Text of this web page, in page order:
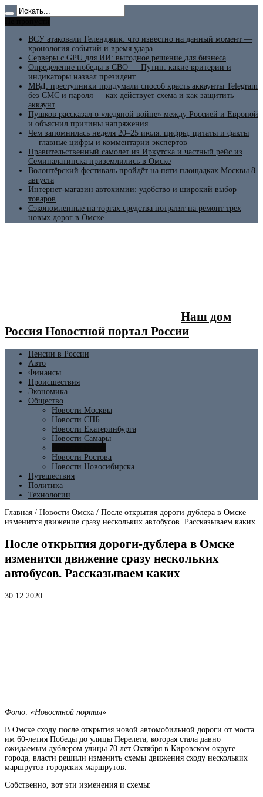
ВСУ атаковали Геленджик: что известно на данный момент —
хронология событий и время удара
Серверы с GPU для ИИ: выгодное решение для бизнеса
Определение победы в СВО — Путин: какие критерии и
индикаторы назвал президент
МВД: преступники придумали способ красть аккаунты Telegram
без СМС и пароля — как действует схема и как защитить
аккаунт
Пушков рассказал о «ледяной войне» между Россией и Европой
и объяснил причины напряжения
Чем запомнилась неделя 20–25 июля: цифры, цитаты и факты
— главные цифры и комментарии экспертов
Правительственный самолет из Иркутска и частный рейс из
Семипалатинска приземлились в Омске
Волонтёрский фестиваль пройдёт на пяти площадках Москвы 8
августа
Интернет-магазин автохимии: удобство и широкий выбор
товаров
Сэкономленные на торгах средства потратят на ремонт трех
новых дорог в Омске
Наш дом
Россия Новостной портал России
Пенсии в России
Авто
Финансы
Происшествия
Экономика
Общество
Новости Москвы
Новости СПБ
Новости Екатеринбурга
Новости Самары
Новости Ростова
Новости Новосибирска
Путешествия
Политика
Технологии
Главная / Новости Омска / После открытия дороги-дублера в Омске
изменится движение сразу нескольких автобусов. Рассказываем каких
После открытия дороги-дублера в Омске
изменится движение сразу нескольких
автобусов. Рассказываем каких
30.12.2020
Фото: «Новостной портал»
В Омске сходу после открытия новой автомобильной дороги от моста
им 60-летия Победы до улицы Перелета, которая стала давно
ожидаемым дублером улицы 70 лет Октября в Кировском округе
города, власти решили изменить схемы движения сходу нескольких
маршрутов городских маршрутов.
Собственно, вот эти изменения и схемы: